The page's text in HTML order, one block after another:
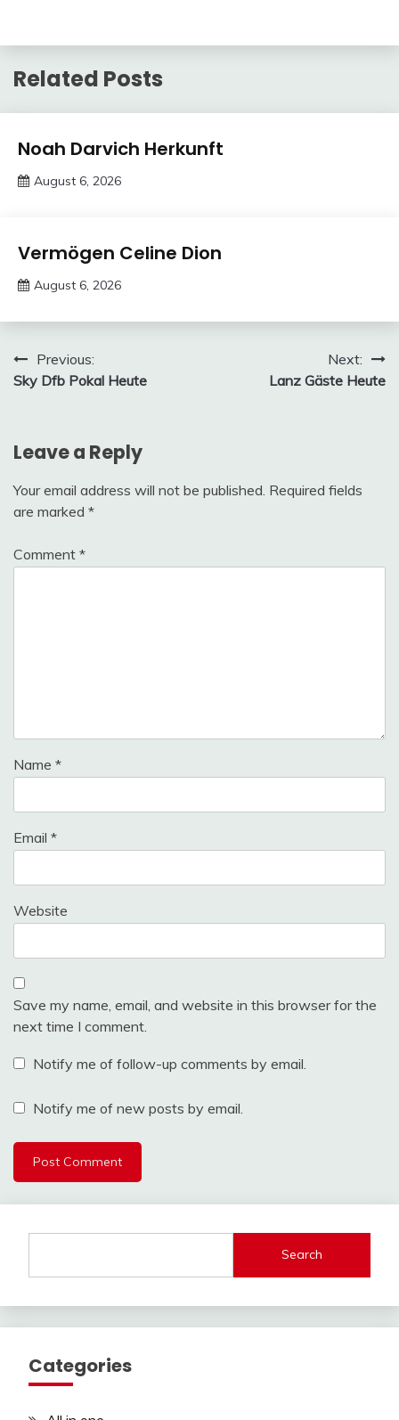
Related Posts
Trends
Noah Darvich Herkunft
August 6, 2026
Trends
Vermögen Celine Dion
August 6, 2026
Meme
Post
navigation
Previous:
Sky Dfb Pokal Heute
Next:
Lanz Gäste Heute
Leave a Reply
Your email address will not be published. Required fields
are marked *
Comment *
Name *
Email *
Website
Save my name, email, and website in this browser for the
next time I comment.
Notify me of follow-up comments by email.
Notify me of new posts by email.
Search
Categories